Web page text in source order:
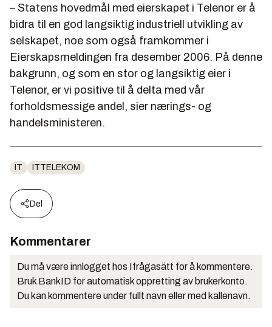
– Statens hovedmål med eierskapet i Telenor er å
bidra til en god langsiktig industriell utvikling av
selskapet, noe som også framkommer i
Eierskapsmeldingen fra desember 2006. På denne
bakgrunn, og som en stor og langsiktig eier i
Telenor, er vi positive til å delta med vår
forholdsmessige andel, sier nærings- og
handelsministeren.
IT ITTELEKOM
Del
Kommentarer
Du må være innlogget hos Ifrågasätt for å kommentere.
Bruk BankID for automatisk oppretting av brukerkonto.
Du kan kommentere under fullt navn eller med kallenavn.